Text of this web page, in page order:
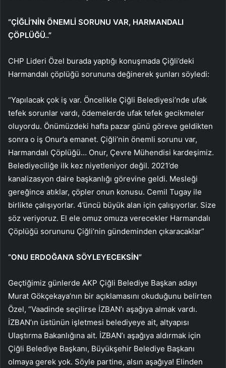
“ÇİĞLİ’NİN ÖNEMLİ SORUNU VAR, HARMANDALI
ÇÖPLÜĞÜ..”
CHP Lideri Özel burada yaptığı konuşmada Çiğli’deki
Harmandalı çöplüğü sorununa değinerek şunları söyledi:
“Yapılacak çok iş var. Öncelikle Çiğli Belediyesi’nde ufak
tefek sorunlar vardı, ödemelerde ufak tefek gecikmeler
oluyordu. Önümüzdeki hafta pazar günü göreve geldikten
sonra o iş Onur’a emanet. Çiğli’nin önemli sorunu var,
Harmandalı Çöplüğü… Onur, Çevre Mühendisi kardeşimiz.
Belediyeciliğe ilk kez niyetleniyor değil. 2021’de
kanalizasyon daire başkanlığı görevine geldi. Mesleği
gereğince atıklar, çöpler onun konusu. Cemil Tugay ile
birlikte çalışıyorlar. 4’üncü büyük alan için çalışıyorlar. Size
söz veriyoruz. El ele omuz omuza verecekler Harmandalı
Çöplüğü sorununu Çiğli’nin gündeminden çıkaracaklar”
“ONU ERDOĞAN’A SÖYLEYECEKSİN”
Geçtiğimiz günlerde AKP Çiğli Belediye Başkan adayı
Murat Gökçekaya’nın bir açıklamasını okuduğunu belirten
Özel, “Vaadinde seçilirse İZBAN’ı aşağıya almak vardı.
İZBAN’ın üstünün işletmesi belediyeye ait, altyapısı
Ulaştırma Bakanlığına ait. İZBAN’ı aşağıya aldırmak için
Çiğli Belediye Başkanı, Büyükşehir Belediye Başkanı
olmaya gerek yok. Söyle partine, alsın aşağıya! Elinden